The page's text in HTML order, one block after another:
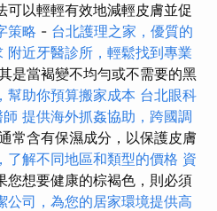
可以輕輕有效地減輕皮膚並促
策略 - 台北護理之家，優質的
附近牙醫診所，輕鬆找到專業
是當褐變不均勻或不需要的黑
幫助你預算搬家成本 台北眼科
提供海外抓姦協助，跨國調
常含有保濕成分，以保護皮膚
了解不同地區和類型的價格 資
您想要健康的棕褐色，則必須
公司，為您的居家環境提供高